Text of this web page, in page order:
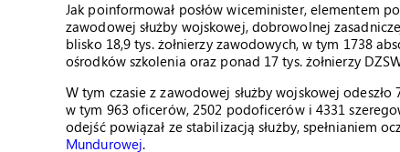
Jak poinformował posłów wiceminister, elementem
zawodowej służby wojskowej, dobrowolnej
blisko 18,9 tys. żołnierzy zawodowych, w tym 1738
ośrodków szkolenia oraz ponad 17 tys. żołnierzy
W tym czasie z zawodowej służby wojskowej
w tym 963 oficerów, 2502 podoficerów i 4331
odejść powiązał ze stabilizacją służby, spełnianiem
Mundurowej.